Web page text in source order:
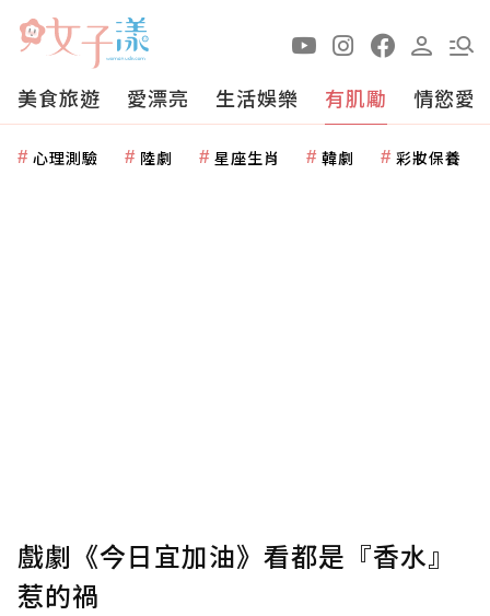
美食旅遊 愛漂亮 生活娛樂 有肌勵 情慾愛
心理測驗 陸劇 星座生肖 韓劇 彩妝保養
戲劇《今日宜加油》看都是『香水』
惹的禍